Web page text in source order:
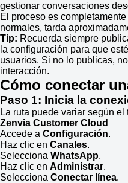
gestionar conversaciones
El proceso es
normales, tarda
Tip: Recuerda siempre
la configuración para que
usuarios. Si no lo publicas,
interacción.
Cómo conectar
Paso 1: Inicia la
La ruta puede variar según
Zenvia Customer Cloud
Accede a Configuración.
Haz clic en Canales.
Selecciona WhatsApp.
Haz clic en Administrar.
Selecciona Conectar línea.